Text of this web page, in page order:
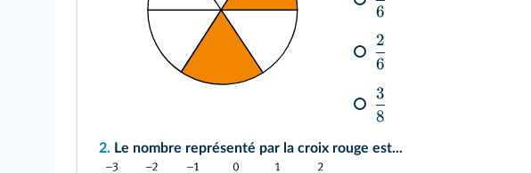
6
6
2
8
3
2. Le nombre représenté par la croix rouge est...